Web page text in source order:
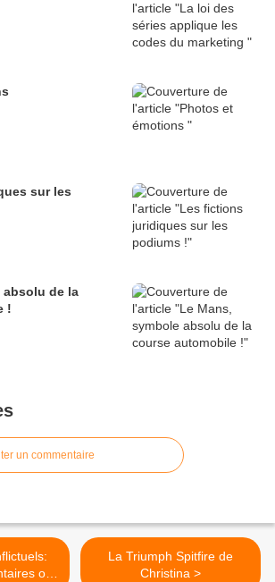
sur les
absolu de la
!
un commentaire
ou
La Triumph Spitfire de
Christina >